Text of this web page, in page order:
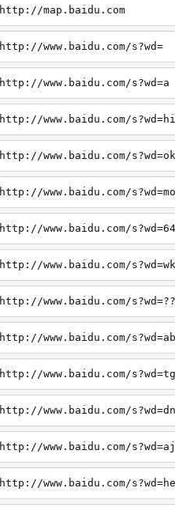
http://map.baidu.com
http://www.baidu.com/s?wd=
http://www.baidu.com/s?wd=a
http://www.baidu.com/s?wd=hi
http://www.baidu.com/s?wd=ok
http://www.baidu.com/s?wd=mo
http://www.baidu.com/s?wd=64
http://www.baidu.com/s?wd=wk
http://www.baidu.com/s?wd=??
http://www.baidu.com/s?wd=ab
http://www.baidu.com/s?wd=tg
http://www.baidu.com/s?wd=dn
http://www.baidu.com/s?wd=aj
http://www.baidu.com/